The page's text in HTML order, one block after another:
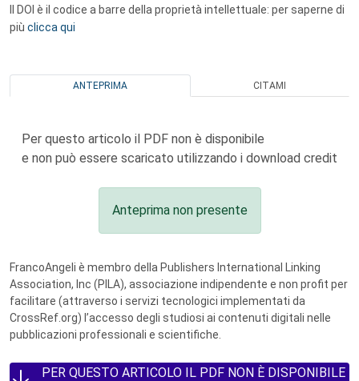
Il DOI è il codice a barre della proprietà intellettuale: per saperne di
più clicca qui
ANTEPRIMA CITAMI
Per questo articolo il PDF non è disponibile
e non può essere scaricato utilizzando i download credit
Anteprima non presente
FrancoAngeli è membro della Publishers International Linking
Association, Inc (PILA), associazione indipendente e non profit per
facilitare (attraverso i servizi tecnologici implementati da
CrossRef.org) l’accesso degli studiosi ai contenuti digitali nelle
pubblicazioni professionali e scientifiche.
PER QUESTO ARTICOLO IL PDF NON È DISPONIBILE